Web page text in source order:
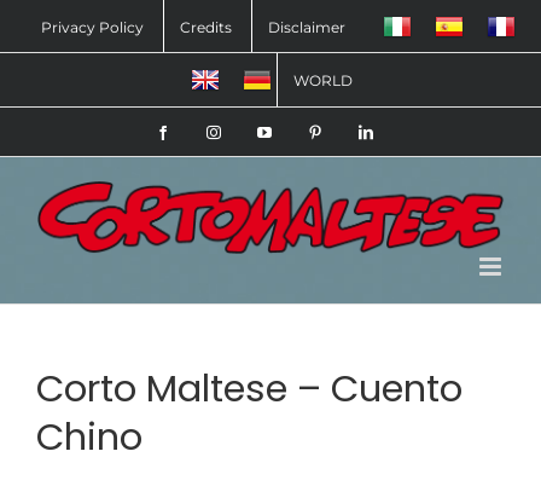
al
Privacy Policy Credits Disclaimer
WORLD
FacebookInstagramYouTube PinterestLinkedIn
Corto Maltese – Cuento
Chino